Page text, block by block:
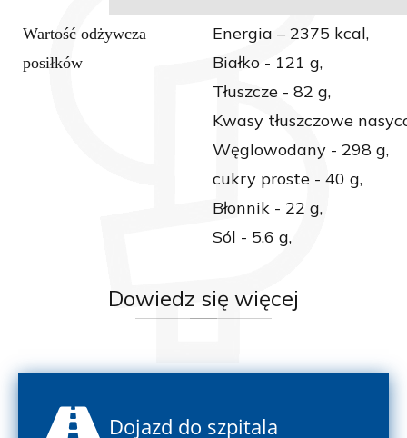
Wartość odżywcza
posiłków
Energia – 2375 kcal,
Białko - 121 g,
Tłuszcze - 82 g,
Kwasy tłuszczowe
Węglowodany - 298 g,
cukry proste - 40 g,
Błonnik - 22 g,
Sól - 5,6 g,
Dowiedz się więcej
Dojazd do szpitala